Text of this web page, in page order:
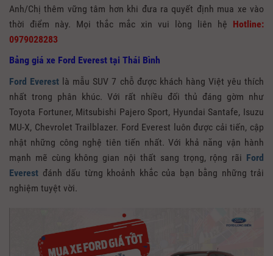
Anh/Chị thêm vững tâm hơn khi đưa ra quyết định mua xe vào
thời điểm này. Mọi thắc mắc xin vui lòng liên hệ Hotline:
0979028283
Bảng giá xe Ford Everest tại Thái Bình
Ford Everest là mẫu SUV 7 chỗ được khách hàng Việt yêu thích
nhất trong phân khúc. Với rất nhiều đối thủ đáng gờm như
Toyota Fortuner, Mitsubishi Pajero Sport, Hyundai Santafe, Isuzu
MU-X, Chevrolet Trailblazer. Ford Everest luôn được cải tiến, cập
nhật những công nghệ tiên tiến nhất. Với khả năng vận hành
mạnh mẽ cùng không gian nội thất sang trọng, rộng rãi Ford
Everest đánh dấu từng khoảnh khắc của bạn bằng những trải
nghiệm tuyệt vời.